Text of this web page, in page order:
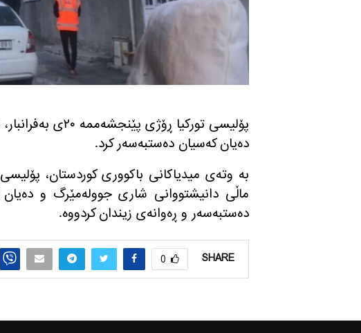
پۆلیسی توركیا
ده‌یان كه‌سیان ده‌ستبه‌سه‌ر كرد.
به‌ وته‌ی میدیاكانی باكووری كوردستان،
ماڵی دانیشتووانی شاری جووله‌مێرگ و
ده‌ستبه‌سه‌ر و ڕه‌وانه‌ی زیندان كردووه‌.
SHARE
0